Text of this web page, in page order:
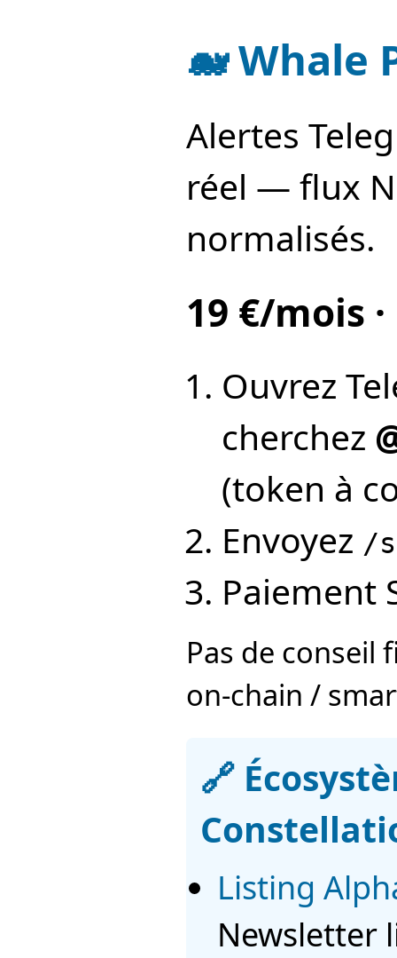
🐋 Whale
Alertes
réel — flux
normalisés.
19 €/mois
Ouvrez
cherchez
(token à
Envoyez /
Paiement
Pas de conseil
on-chain /
🔗
Listing
Newsletter